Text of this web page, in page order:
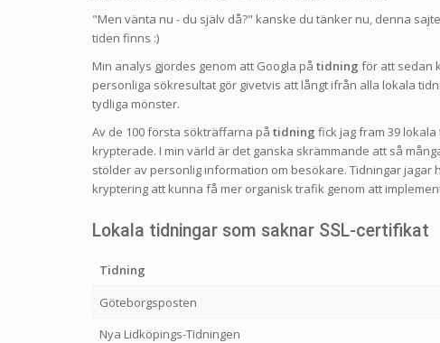
"Men vänta nu - du själv då?" kanske du tänker nu, denna
tiden finns :)
Min analys gjordes genom att Googla på tidning för att sedan
personliga sökresultat gör givetvis att långt ifrån alla lokala
tydliga mönster.
Av de 100 första sökträffarna på tidning fick jag fram 39 lokala
krypterade. I min värld är det ganska skrämmande att så
stölder av personlig information om besökare. Tidningar
kryptering att kunna få mer organisk trafik genom att
Lokala tidningar som saknar SSL-certifikat
Tidning
Göteborgsposten
Nya Lidköpings-Tidningen